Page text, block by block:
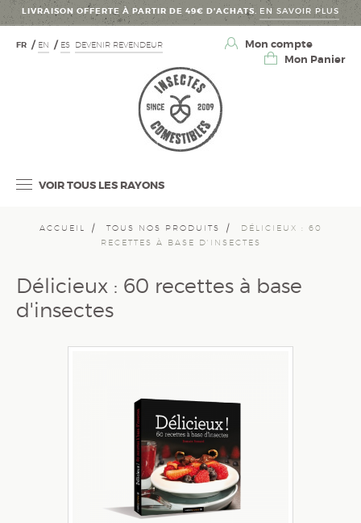
LIVRAISON OFFERTE À PARTIR DE 49€ D’ACHATS. EN SAVOIR PLUS
FR EN ES DEVENIR REVENDEUR
Mon compte
Mon Panier
VOIR TOUS LES RAYONS
ACCUEIL TOUS NOS PRODUITS
DÉLICIEUX : 60
RECETTES À BASE D'INSECTES
Délicieux : 60 recettes à base
d'insectes